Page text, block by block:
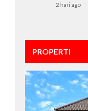
2 hari ago
PROPERTI